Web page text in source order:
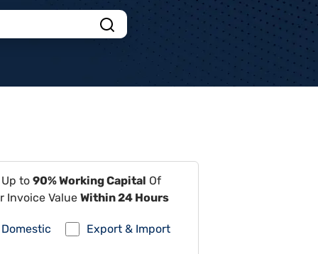
to 90% Working Capital Of
Invoice Value Within 24 Hours
Domestic Export & Import